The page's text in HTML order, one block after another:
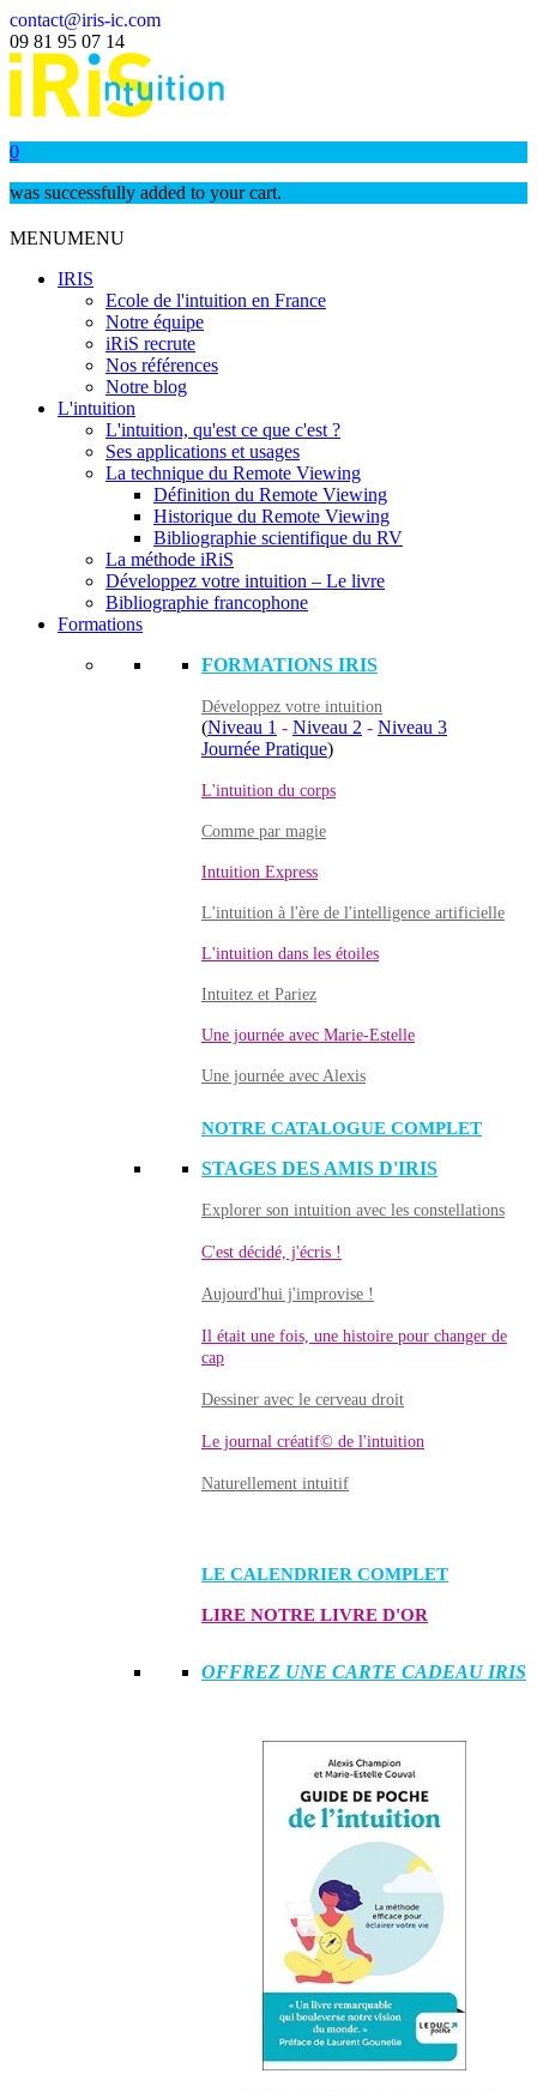
contact@iris-ic.com
09 81 95 07 14
0
was successfully added to your cart.
MENUMENU
IRIS
Ecole de l'intuition en France
Notre équipe
iRiS recrute
Nos références
Notre blog
L'intuition
L'intuition, qu'est ce que c'est ?
Ses applications et usages
La technique du Remote Viewing
Définition du Remote Viewing
Historique du Remote Viewing
Bibliographie scientifique du RV
La méthode iRiS
Développez votre intuition – Le livre
Bibliographie francophone
Formations
FORMATIONS IRIS
Développez votre intuition
(Niveau 1 - Niveau 2 - Niveau 3
Journée Pratique)
L'intuition du corps
Comme par magie
Intuition Express
L'intuition à l'ère de l'intelligence artificielle
L'intuition dans les étoiles
Intuitez et Pariez
Une journée avec Marie-Estelle
Une journée avec Alexis
NOTRE CATALOGUE COMPLET
STAGES DES AMIS D'IRIS
Explorer son intuition avec les constellations
C'est décidé, j'écris !
Aujourd'hui j'improvise !
Il était une fois, une histoire pour changer de
cap
Dessiner avec le cerveau droit
Le journal créatif© de l'intuition
Naturellement intuitif
LE CALENDRIER COMPLET
LIRE NOTRE LIVRE D'OR
OFFREZ UNE CARTE CADEAU IRIS